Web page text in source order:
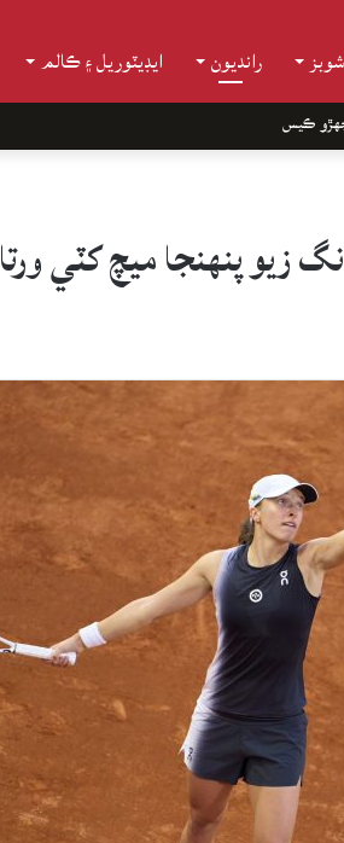
شوبز رانديون ايڊيٽوريل ۽ ڪالم
ڪيس
زيو پنهنجا ميچ کٽي ورتا